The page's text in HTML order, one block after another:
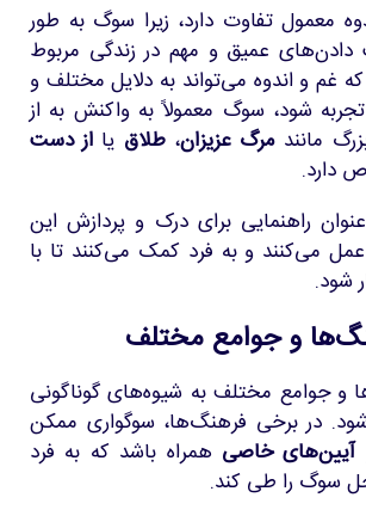
معمول تفاوت دارد، زیرا سوگ به طور
عمیق و مهم در زندگی مربوط
غم و اندوه می‌تواند به دلایل مختلف و
شود، سوگ معمولاً به واکنش به از
مانند مرگ عزیزان،طلاق یا از دست
دارد.
راهنمایی برای درک و پردازش این
می‌کنند و به فرد کمک می‌کنند تا با
شود.
و جوامع مختلف
جوامع مختلف به شیوه‌های گوناگونی
در برخی فرهنگ‌ها، سوگواری ممکن
آیین‌های خاصی همراه باشد که به فرد
سوگ را طی کند.